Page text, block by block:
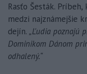
Rasťo Šesták.
medzi najznámejšie
dejín. „Ľudia poznajú
Dominikom Dánom
odhalený.“